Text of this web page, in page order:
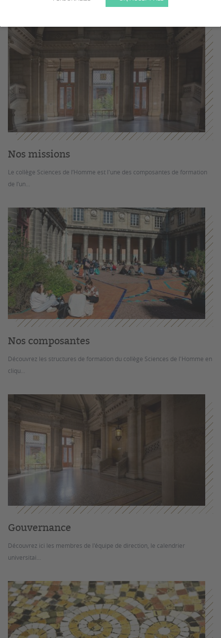
Nos missions
Le collège Sciences de l’Homme est l'une des composantes de formation
de l’un...
Nos composantes
Découvrez les structures de formation du collège Sciences de l'Homme en
cliqu...
Gouvernance
Découvrez ici les membres de l'équipe de direction, le calendrier
universitai...